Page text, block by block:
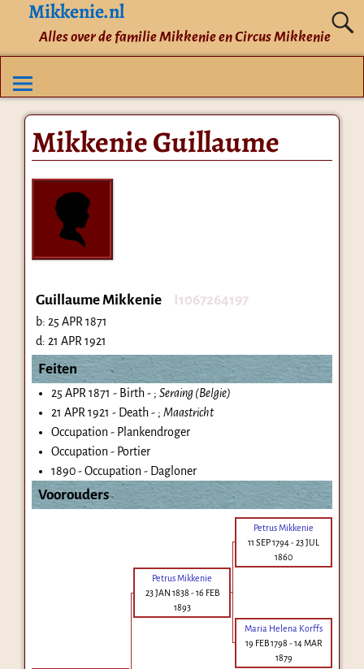
Mikkenie.nl
Alles over de familie Mikkenie en Circus Mikkenie
Mikkenie Guillaume
Guillaume Mikkenie I1067264197
b: 25 APR 1871
d: 21 APR 1921
Feiten
25 APR 1871 - Birth - ; Seraing (Belgie)
21 APR 1921 - Death - ; Maastricht
Occupation - Plankendroger
Occupation - Portier
1890 - Occupation - Dagloner
Voorouders
Petrus Mikkenie
11 SEP 1794-23 JUL
1860
Petrus Mikkenie
23 JAN 1838 -16 FEB
1893
Maria Helena Korffs
19 FEB 1798 -14 MAR
1879